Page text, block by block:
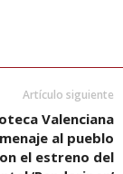
Artículo siguiente
Valenciana
al pueblo
el estreno del